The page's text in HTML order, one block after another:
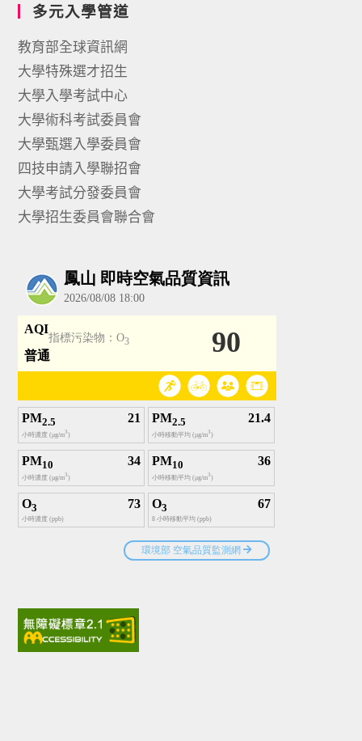
多元入學管道
教育部全球資訊網
大學特殊選才招生
大學入學考試中心
大學術科考試委員會
大學甄選入學委員會
四技申請入學聯招會
大學考試分發委員會
大學招生委員會聯合會